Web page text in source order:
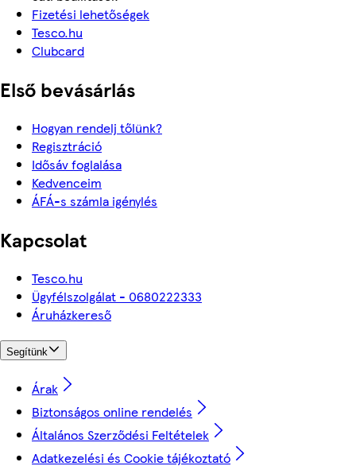
Fizetési lehetőségek
Tesco.hu
Clubcard
Első bevásárlás
Hogyan rendelj tőlünk?
Regisztráció
Idősáv foglalása
Kedvenceim
ÁFÁ-s számla igénylés
Kapcsolat
Tesco.hu
Ügyfélszolgálat - 0680222333
Áruházkereső
Segítünk
Árak
Biztonságos online rendelés
Általános Szerződési Feltételek
Adatkezelési és Cookie tájékoztató